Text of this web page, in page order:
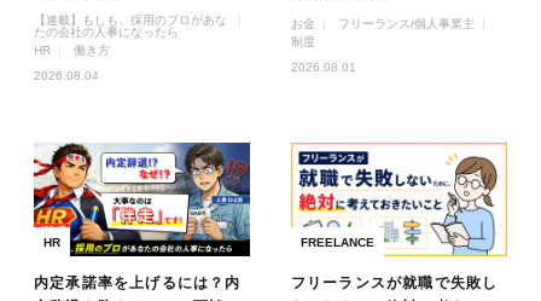
【連載】もしも、採用のプロがあな
たの会社の人事になったら
HR
働き方
2026.08.04
お金
フリーランス/個人事業主
制度
2026.08.01
HR
内定承諾率を上げるには？内
FREELANCE
フリーランスが就職で失敗し